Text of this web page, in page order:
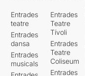
Entrades
teatre
Entrades
dansa
Entrades
musicals
Entrades
Teatre
Tívoli
Entrades
Teatre
Coliseum
Entrades